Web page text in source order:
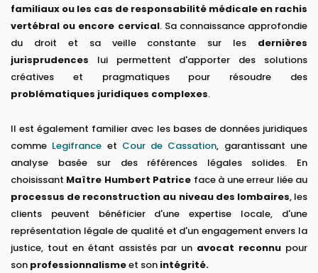
familiaux ou les cas de responsabilité médicale en rachis
vertébral ou encore cervical. Sa connaissance approfondie
du droit et sa veille constante sur les dernières
jurisprudences lui permettent d'apporter des solutions
créatives et pragmatiques pour résoudre des
problématiques juridiques complexes.
Il est également familier avec les bases de données juridiques
comme Legifrance et Cour de Cassation, garantissant une
analyse basée sur des références légales solides. En
choisissant Maître Humbert Patrice face à une erreur liée au
processus de reconstruction au niveau des lombaires, les
clients peuvent bénéficier d'une expertise locale, d'une
représentation légale de qualité et d'un engagement envers la
justice, tout en étant assistés par un avocat reconnu pour
son professionnalismeet son intégrité.